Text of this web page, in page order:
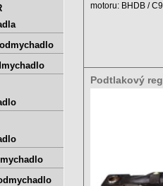
motoru: BHDB /
Podtlakový